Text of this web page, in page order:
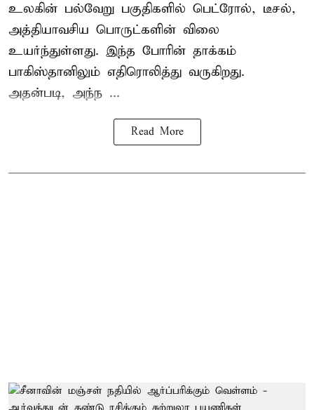
உலகின் பல்வேறு பகுதிகளில் பெட்ரோல், டீசல்,
அத்தியாவசிய பொருட்களின் விலை
உயர்ந்துள்ளது. இந்த போரின் தாக்கம்
பாகிஸ்தானிலும் எதிரொலித்து வருகிறது.
அதன்படி, அந்ந ...
Read More